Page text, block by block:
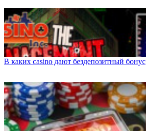
В каких casino дают бездепозитный бонус